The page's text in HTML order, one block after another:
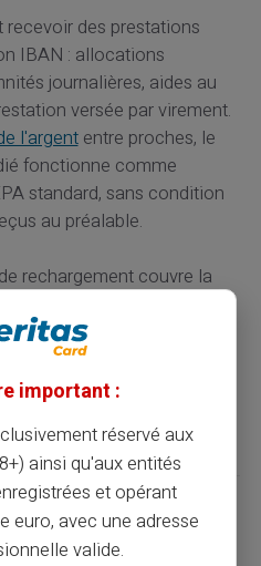
des prestations
IBAN : allocations
journalières, aides au
versée par virement.
l'argententre proches, le
fonctionne comme
standard, sans condition
au préalable.
rechargement couvre la
financières atypiques
les travailleurs
ou les personnes
la justification d'un
possible ni pertinente.
important :
réservé aux
ainsi qu'aux entités
et opérant
euro, avec une adresse
valide.